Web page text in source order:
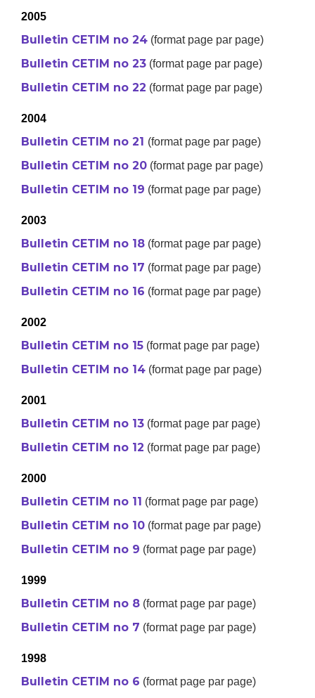
2005
Bulletin CETIM no 24 (format page par page)
Bulletin CETIM no 23 (format page par page)
Bulletin CETIM no 22 (format page par page)
2004
Bulletin CETIM no 21 (format page par page)
Bulletin CETIM no 20 (format page par page)
Bulletin CETIM no 19 (format page par page)
2003
Bulletin CETIM no 18 (format page par page)
Bulletin CETIM no 17 (format page par page)
Bulletin CETIM no 16 (format page par page)
2002
Bulletin CETIM no 15 (format page par page)
Bulletin CETIM no 14 (format page par page)
2001
Bulletin CETIM no 13 (format page par page)
Bulletin CETIM no 12 (format page par page)
2000
Bulletin CETIM no 11 (format page par page)
Bulletin CETIM no 10 (format page par page)
Bulletin CETIM no 9 (format page par page)
1999
Bulletin CETIM no 8 (format page par page)
Bulletin CETIM no 7 (format page par page)
1998
Bulletin CETIM no 6 (format page par page)